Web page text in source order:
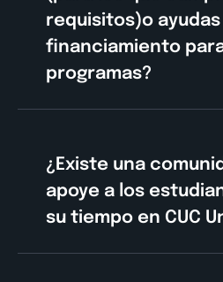
requisitos)o
financiamiento
programas?
¿Existe una
apoye a los
su tiempo en CUC